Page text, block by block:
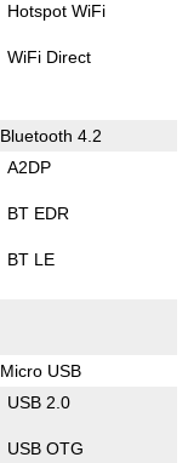
Hotspot WiFi
WiFi Direct
Bluetooth 4.2
A2DP
BT EDR
BT LE
Micro USB
USB 2.0
USB OTG